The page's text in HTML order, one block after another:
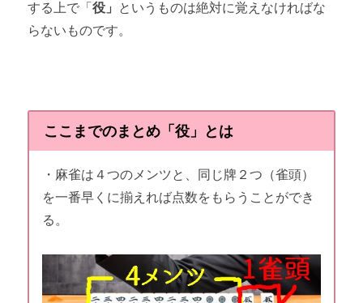
する上で「役」 というものは絶対に覚えなければな
らないものです。
ここまでのまとめ「役」とは
・麻雀は４つのメンツと、同じ牌２つ（雀頭）
を一番早くに揃えれば点数をもらうことができ
る。